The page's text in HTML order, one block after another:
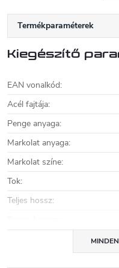
Cold Steel kések
évtizedben számos olyan
taktikai késekkel foglalkozik,
világszerte kedvelnek.
késokat, tolótőröket,
gyárt.
Termékparaméterek
Kiegészítő
EAN vonalkód:
Acél fajtája:
Penge anyaga:
Markolat anyaga:
Markolat színe:
Tok:
Teljes hossz: